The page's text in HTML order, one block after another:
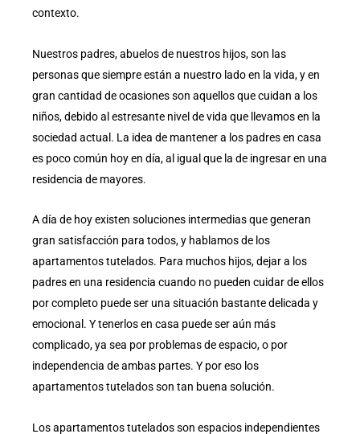
contexto.
Nuestros padres, abuelos de nuestros hijos, son las
personas que siempre están a nuestro lado en la vida, y en
gran cantidad de ocasiones son aquellos que cuidan a los
niños, debido al estresante nivel de vida que llevamos en la
sociedad actual. La idea de mantener a los padres en casa
es poco común hoy en día, al igual que la de ingresar en una
residencia de mayores.
A día de hoy existen soluciones intermedias que generan
gran satisfacción para todos, y hablamos de los
apartamentos tutelados. Para muchos hijos, dejar a los
padres en una residencia cuando no pueden cuidar de ellos
por completo puede ser una situación bastante delicada y
emocional. Y tenerlos en casa puede ser aún más
complicado, ya sea por problemas de espacio, o por
independencia de ambas partes. Y por eso los
apartamentos tutelados son tan buena solución.
Los apartamentos tutelados son espacios independientes